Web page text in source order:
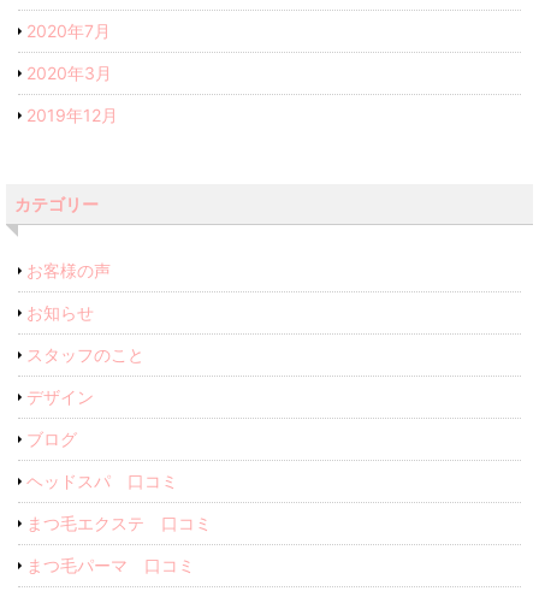
2020年7月
2020年3月
2019年12月
カテゴリー
お客様の声
お知らせ
スタッフのこと
デザイン
ブログ
ヘッドスパ 口コミ
まつ毛エクステ 口コミ
まつ毛パーマ 口コミ